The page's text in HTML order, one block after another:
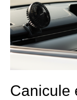
Canicule
pratiques
pour
garder
la
fraîcheur